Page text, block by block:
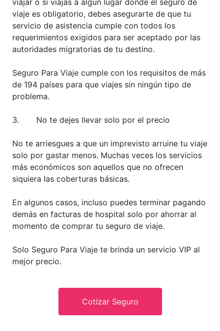
viaje es obligatorio, debes asegurarte de que tu
servicio de asistencia cumple con todos los
requerimientos exigidos para ser aceptado por las
autoridades migratorias de tu destino.
Seguro Para Viaje cumple con los requisitos de más
de 194 países para que viajes sin ningún tipo de
problema.
3. No te dejes llevar solo por el precio
No te arriesgues a que un imprevisto arruine tu viaje
solo por gastar menos. Muchas veces los servicios
más económicos son aquellos que no ofrecen
siquiera las coberturas básicas.
En algunos casos, incluso puedes terminar pagando
demás en facturas de hospital solo por ahorrar al
momento de comprar tu seguro de viaje.
Solo Seguro Para Viaje te brinda un servicio VIP al
mejor precio.
Cotizar Seguro